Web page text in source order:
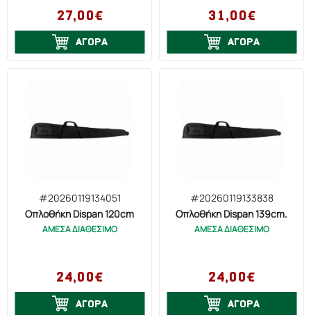
27,00€
ΑΓΟΡΑ
31,00€
ΑΓΟΡΑ
#20260119134051
Οπλοθήκη Dispan 120cm
ΑΜΕΣΑ ΔΙΑΘΕΣΙΜΟ
24,00€
ΑΓΟΡΑ
#20260119133838
Οπλοθήκη Dispan 139cm.
ΑΜΕΣΑ ΔΙΑΘΕΣΙΜΟ
24,00€
ΑΓΟΡΑ